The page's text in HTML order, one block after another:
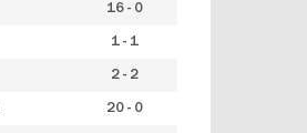
16 - 0
1 - 1
2 - 2
20 - 0